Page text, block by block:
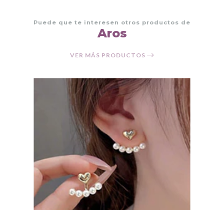
Puede que te interesen otros productos de
Aros
VER MÁS PRODUCTOS